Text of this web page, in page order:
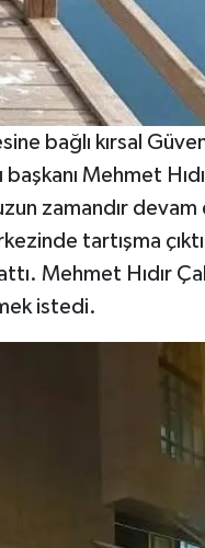
bağlı kırsal
Mehmet
zamandır
tartışma
Mehmet Hıdır
istedi.